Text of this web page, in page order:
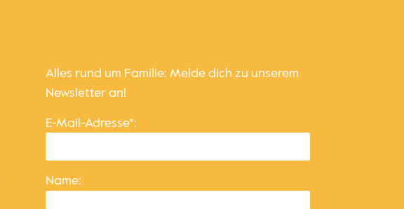
Alles rund um Familie: Melde dich zu unserem
Newsletter an!
E-Mail-Adresse*:
Name: